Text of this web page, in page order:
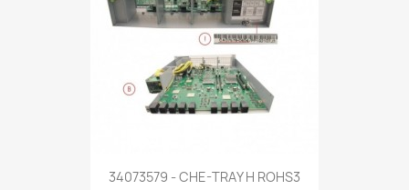
34073579 - CHE-TRAY H ROHS3